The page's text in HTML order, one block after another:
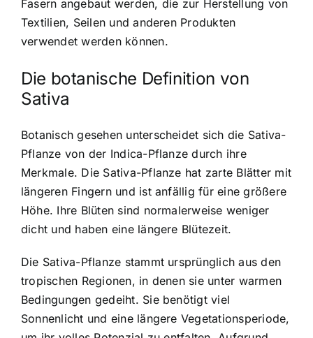
Fasern angebaut werden, die zur Herstellung von
Textilien, Seilen und anderen Produkten
verwendet werden können.
Die botanische Definition von
Sativa
Botanisch gesehen unterscheidet sich die Sativa-
Pflanze von der Indica-Pflanze durch ihre
Merkmale. Die Sativa-Pflanze hat zarte Blätter mit
längeren Fingern und ist anfällig für eine größere
Höhe. Ihre Blüten sind normalerweise weniger
dicht und haben eine längere Blütezeit.
Die Sativa-Pflanze stammt ursprünglich aus den
tropischen Regionen, in denen sie unter warmen
Bedingungen gedeiht. Sie benötigt viel
Sonnenlicht und eine längere Vegetationsperiode,